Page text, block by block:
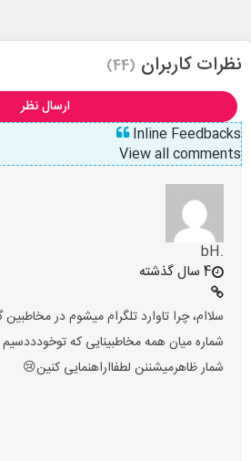
نظرات کاربران (44)
ارسال نظر
Inline Feedbacks
View all comments
.bH
4 سال گذشته
سلاام، چرا تاوارد تلگرام میشوم در
شماره میان همه مخاطبینایی که
شمار ظاهرمیشننن لطفااراهنمایی کنین😢